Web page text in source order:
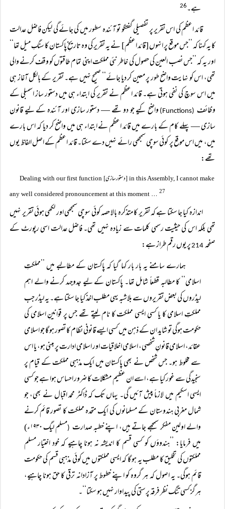
ہے۔26
قائد اعظم کی اس تقریر پر تفصیلی گفتگو تو آئندہ سطور میں کی جائے گی لیکن فاضل عدالت
کا یہ کہنا کہ ’’جس موقع پر انہوں [قائد اعظم] نے یہ تقریر کی وہ تاریخِ پاکستان کا سنگِ میل تھا‘‘
اور یہ کہ ’’جس نصب العین کی حصول کی خاطر نئی مملکت اپنی تمام طاقتوں کو وقف کرنے والی
تھی، اس کو نہایت واضح طور پر معین کر دیا جائے‘‘ صحیح نہیں ہے۔ تقریر کے بالکل آغاز ہی
میں اس سوچ کی نفی ہوتی ہے۔ قائد اعظم نے تقریر کی ابتداء ہی میں دستور ساز اسمبلی کے
وظائف (Functions)
واضح کیے جو دو تھے — دستور سازی اور آئندہ کے لیے قانون
سازی — پہلے کام کے بارے میں قائد اعظم نے ابتداء ہی میں واضح کر دیا کہ اس بارے
میں، میں اس موقع پر کوئی سوچی سمجھی رائے نہیں دے سکتا۔ قائد اعظم کے اصل الفاظ یوں
تھے:
Dealing with our first function [دستور سازی] in this Assembly, I cannot make
any well considered pronouncement at this moment …27
اندازہ کیا جا سکتا ہے کہ تقریر کا متذکرہ بالا حصہ کوئی سوچی سمجھی اور لکھی ہوئی تقریر نہیں
تھی بلکہ اس کی حیثیت رسمی کلمات سے زیادہ نہیں تھی۔ فاضل عدالت اسی رپورٹ کے
صفحہ214
پر یوں رقم طراز ہے:
ہمارے سامنے یہ بار بار کہا گیا کہ پاکستان کے مطالبے میں ’’مملکتِ
اسلامی‘‘ کا مطالبہ قطعاً شامل تھا۔ پاکستان کے لیے جدوجہد کرنے والے اہم
لیڈروں کی بعض تقریروں سے بلاشبہ یہی مطلب اخذ کیا جا سکتا ہے۔ یہ لیڈر جب
مملکتِ اسلامی کا یا کسی ایسی مملکت کا نام لیتے تھے جس پر قوانینِ اسلامی کی
حکومت ہوگی تو شاید ان کے ذہن میں کسی ایسے قانونی نظام کا تصور ہو گا جو اسلامی
عقائد، اسلامی قانونِ شخصی، اسلامی اخلاقیات اور اسلامی ادارت پر مبنی ہو، یا اس
سے مخلوط ہو۔ جس شخص نے بھی پاکستان میں ایک مذہبی مملکت کے قیام پر
سنجیدگی سے غور کیا ہے، اسے ان عظیم مشکلات کا ضرور احساس ہوا ہے جو کسی
ایسی اسکیم میں لازماً‌ پیش آئیں گی۔ یہاں تک کہ ڈاکٹر محمد اقبال نے بھی، جو
شمال مغربی ہندوستان کے مسلمانوں کی ایک متحدہ مملکت کا تصور قائم کرنے
والے اولین مفکر سمجھے جاتے ہیں، اپنے خطبہ صدارت (
مسلم لیگ ۱۹۳۰ء)
میں فرمایا: ’’ہندوؤں کو کسی قسم کا اندیشہ نہ ہونا چاہیے کہ خود اختیار مسلم
مملکتوں کی تخلیق کا مطلب یہ ہو گا کہ ایسی مملکتوں میں کوئی مذہبی قسم کی حکومت
قائم ہوگی۔ یہ اصول کہ ہر گروہ کو اپنے خطوط پر آزادانہ ترقی کا حق ہونا چاہیے،
ہرگز کسی تنگ نظر فرقہ پرستی کی پیداوار نہیں ہو سکتا‘‘۔